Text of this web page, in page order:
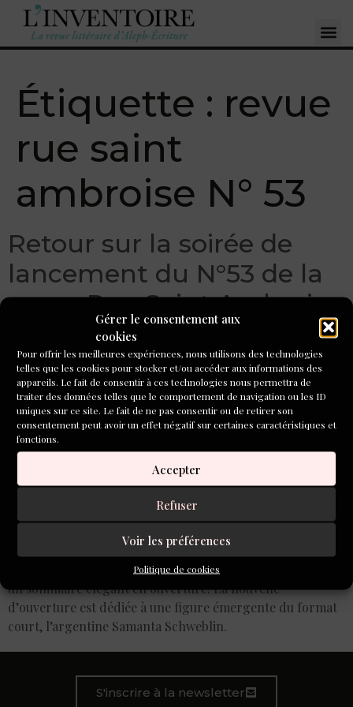
Gérer le consentement aux
cookies
Pour offrir les meilleures expériences, nous utilisons des technologies
telles que les cookies pour stocker et/ou accéder aux informations des
appareils. Le fait de consentir à ces technologies nous permettra de
traiter des données telles que le comportement de navigation ou les ID
uniques sur ce site. Le fait de ne pas consentir ou de retirer son
consentement peut avoir un effet négatif sur certaines caractéristiques et
fonctions.
Accepter
Refuser
Voir les préférences
Politique de cookies
Étiquette : revue
rue saint
ambroise N° 53
Retour sur la soirée de
lancement du N°53 de la
revue Rue Saint Ambroise
La revue N° 53, inaugure une nouvelle mise en page, avec
un sommaire élégant en ouverture. La nouvelle
d’ouverture est dédiée à une figure émergente du format
court, l’argentine Samanta Schweblin.
S'inscrire à la newsletter